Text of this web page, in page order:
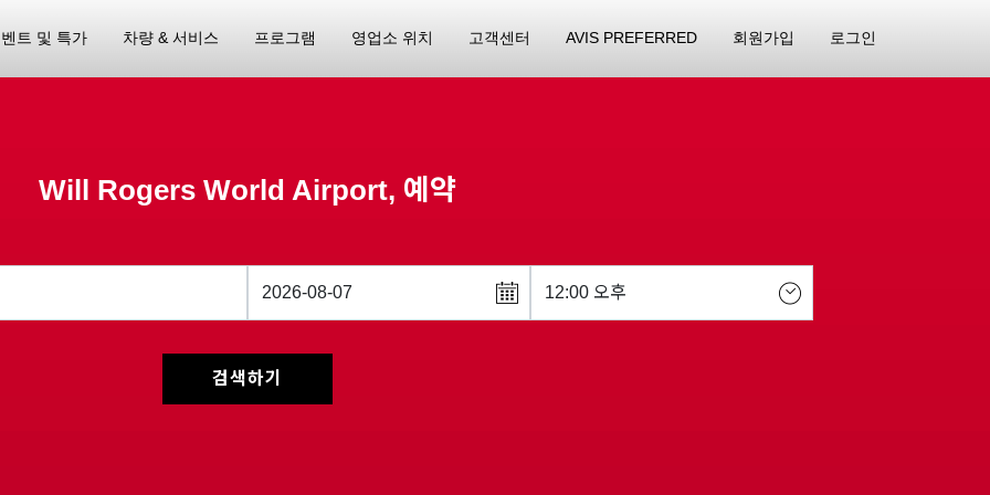
트 및 특가 차량 & 서비스 프로그램 영업소 위치 고객센터 AVIS PREFERRED 회원가입 로그인
Will Rogers World Airport, 예약
검색하기